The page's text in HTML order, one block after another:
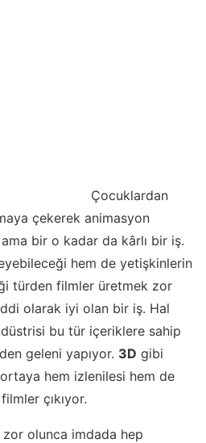
Çocuklardan
çekerek animasyon
bir o kadar da kârlı bir iş.
hem de yetişkinlerin
türden filmler üretmek zor
olarak iyi olan bir iş. Hal
bu tür içeriklere sahip
geleni yapıyor. 3D gibi
hem izlenilesi hem de
çıkıyor.
olunca imdada hep